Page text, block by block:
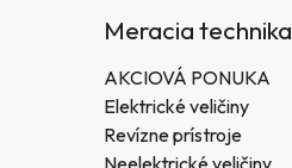
Meracia technika
AKCIOVÁ PONUKA
Elektrické veličiny
Revízne prístroje
Neelektrické veličiny